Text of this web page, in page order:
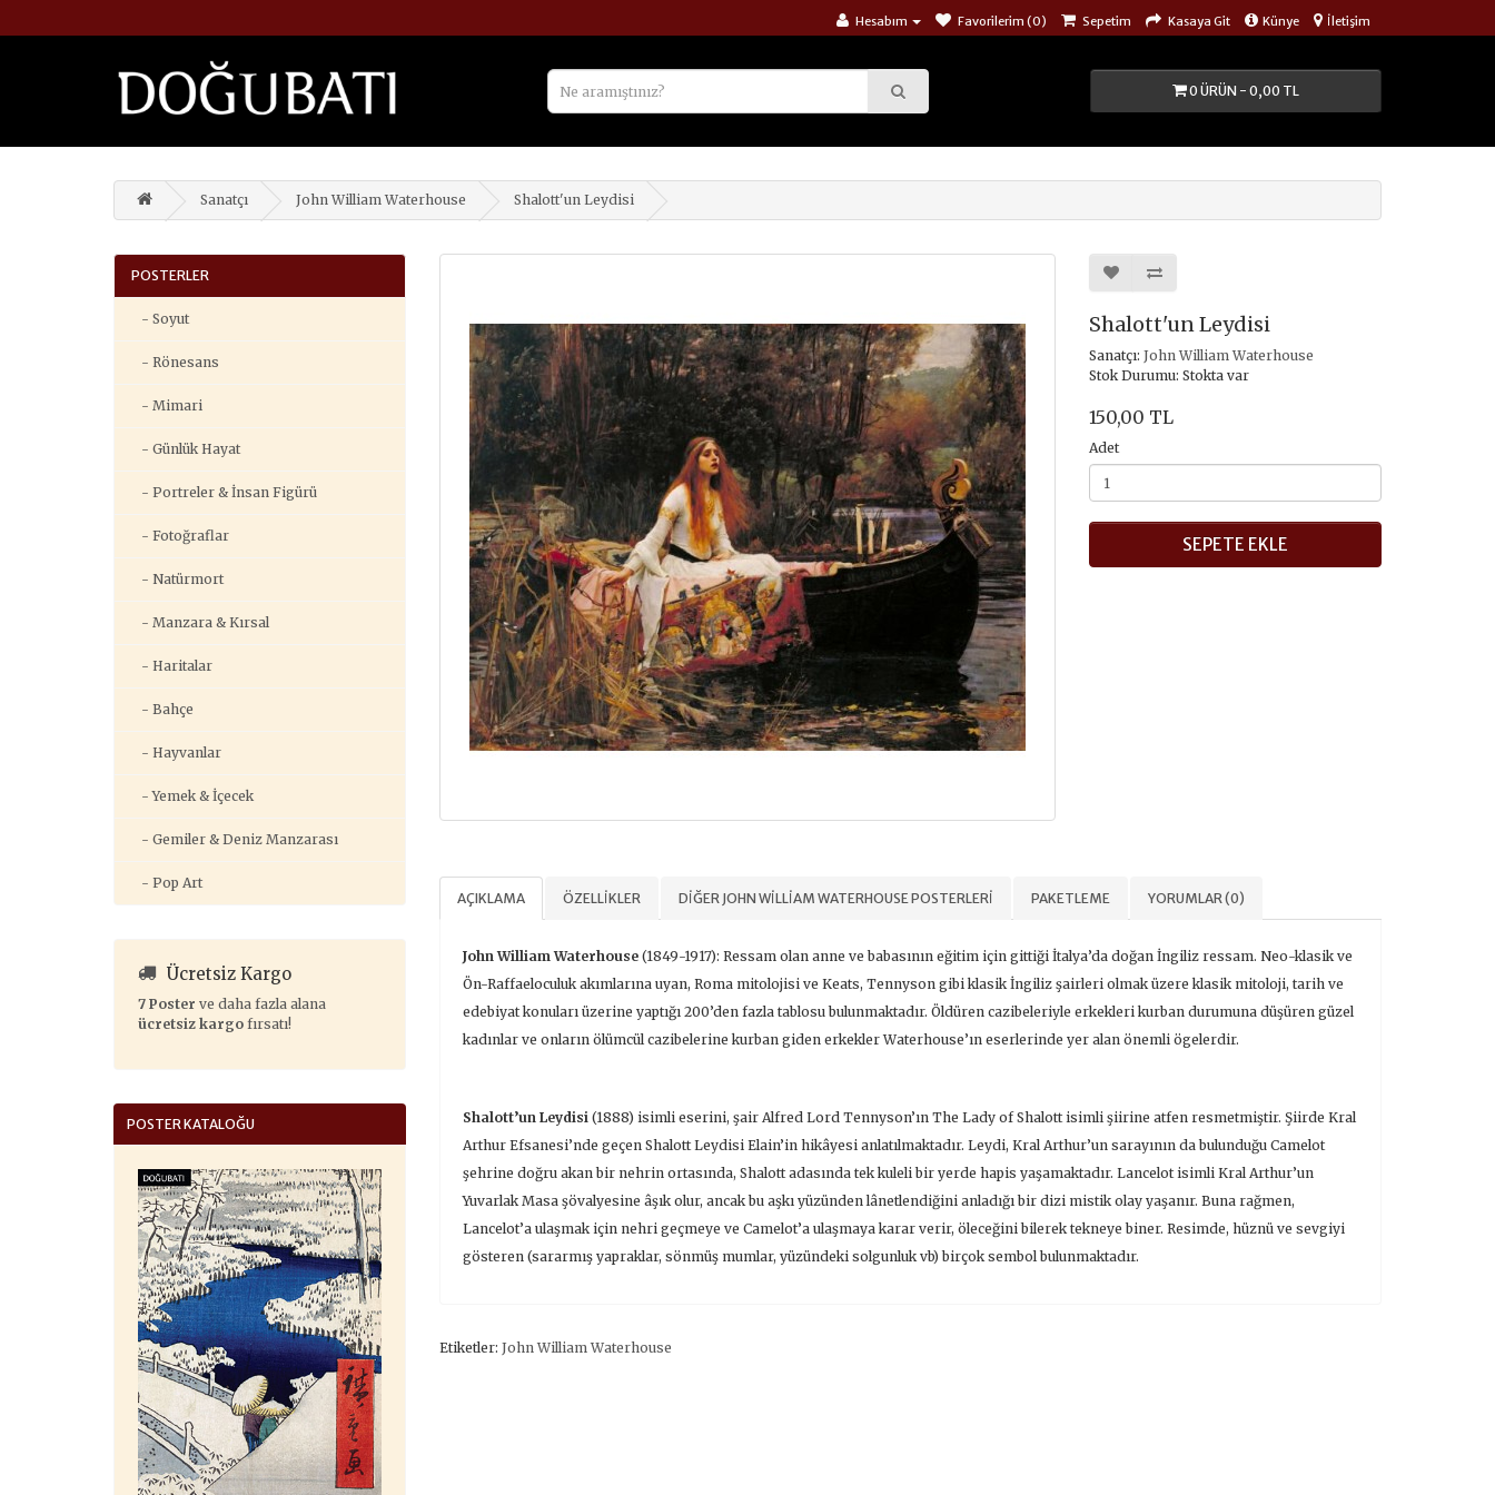
Hesabım Favorilerim (0) Sepetim Kasaya Git Künye İletişim
0 ÜRÜN - 0,00 TL
Sanatçı John William Waterhouse Shalott'un Leydisi
POSTERLER
- Soyut
- Rönesans
- Mimari
- Günlük Hayat
- Portreler & İnsan Figürü
- Fotoğraflar
- Natürmort
- Manzara & Kırsal
- Haritalar
- Bahçe
- Hayvanlar
- Yemek & İçecek
- Gemiler & Deniz Manzarası
- Pop Art
Ücretsiz Kargo
7 Poster ve daha fazla alana
ücretsiz kargo fırsatı!
POSTER KATALOĞU
Shalott'un Leydisi
Sanatçı:John William Waterhouse
Stok Durumu: Stokta var
150,00 TL
Adet
SEPETE EKLE
AÇIKLAMA ÖZELLIKLER DIĞER JOHN WILLIAM WATERHOUSE POSTERLERI PAKETLEME YORUMLAR (0)
John William Waterhouse(1849-1917): Ressam olan anne ve babasının eğitim için gittiği İtalya’da doğan İngiliz ressam. Neo-klasik ve
Ön-Raffaeloculuk akımlarına uyan, Roma mitolojisi ve Keats, Tennyson gibi klasik İngiliz şairleri olmak üzere klasik mitoloji, tarih ve
edebiyat konuları üzerine yaptığı 200’den fazla tablosu bulunmaktadır. Öldüren cazibeleriyle erkekleri kurban durumuna düşüren güzel
kadınlar ve onların ölümcül cazibelerine kurban giden erkekler Waterhouse’ın eserlerinde yer alan önemli ögelerdir.
Shalott’un Leydisi(1888) isimli eserini, şair Alfred Lord Tennyson’ın The Lady of Shalott isimli şiirine atfen resmetmiştir. Şiirde Kral
Arthur Efsanesi’nde geçen Shalott Leydisi Elain’in hikâyesi anlatılmaktadır. Leydi, Kral Arthur’un sarayının da bulunduğu Camelot
şehrine doğru akan bir nehrin ortasında, Shalott adasında tek kuleli bir yerde hapis yaşamaktadır. Lancelot isimli Kral Arthur’un
Yuvarlak Masa şövalyesine âşık olur, ancak bu aşkı yüzünden lânetlendiğini anladığı bir dizi mistik olay yaşanır. Buna rağmen,
Lancelot’a ulaşmak için nehri geçmeye ve Camelot’a ulaşmaya karar verir, öleceğini bilerek tekneye biner. Resimde, hüznü ve sevgiyi
gösteren (sararmış yapraklar, sönmüş mumlar, yüzündeki solgunluk vb) birçok sembol bulunmaktadır.
Etiketler: John William Waterhouse